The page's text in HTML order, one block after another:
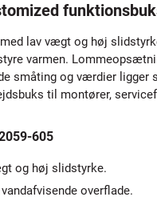
lav vægt og høj
varmen.
småting og værdier
til montører,
605
og høj slidstyrke.
overflade.